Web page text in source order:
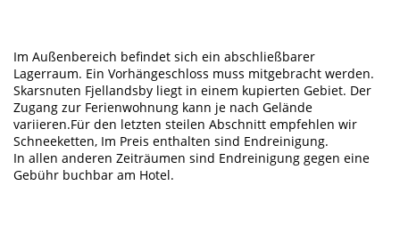
Im Außenbereich befindet sich ein abschließbarer
Lagerraum. Ein Vorhängeschloss muss mitgebracht werden.
Skarsnuten Fjellandsby liegt in einem kupierten Gebiet. Der
Zugang zur Ferienwohnung kann je nach Gelände
variieren.Für den letzten steilen Abschnitt empfehlen wir
Schneeketten, Im Preis enthalten sind Endreinigung.
In allen anderen Zeiträumen sind Endreinigung gegen eine
Gebühr buchbar am Hotel.